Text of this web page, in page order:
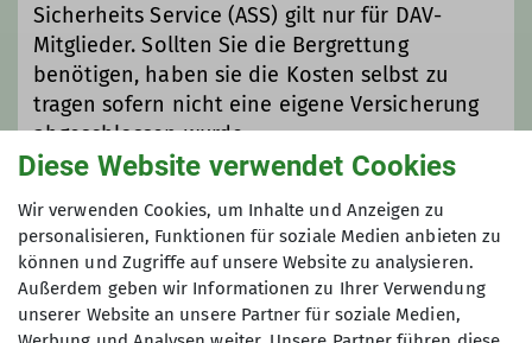
Sicherheits Service (ASS) gilt nur für DAV-
Mitglieder. Sollten Sie die Bergrettung
benötigen, haben sie die Kosten selbst zu
tragen sofern nicht eine eigene Versicherung
abgeschlossen wurde.
Maximale Teilnehmeranzahl
6
Diese Website verwendet Cookies
Wir verwenden Cookies, um Inhalte und Anzeigen zu
personalisieren, Funktionen für soziale Medien anbieten zu
können und Zugriffe auf unsere Website zu analysieren.
Außerdem geben wir Informationen zu Ihrer Verwendung
unserer Website an unsere Partner für soziale Medien,